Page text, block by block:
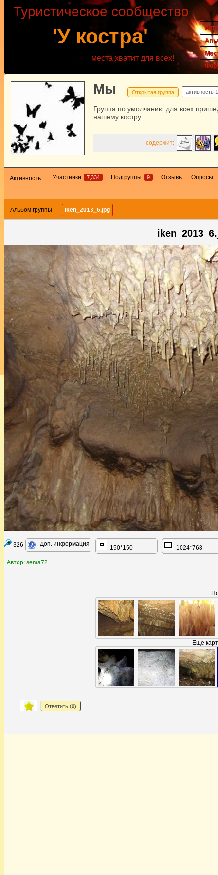
'У костра'
Туристическое сообщество
места хватит для всех!
Мы Открытая группа активность
Группа по умолчанию для всех
нашему костру.
содержит:
Активность Участники 7,334 Подгруппы 9 Отзывы Опросы
Альбом группы iken_2013_6.jpg
326 Доп. информация
150*150 1024*768
Автор: sema72
Еще
Ответить (0)